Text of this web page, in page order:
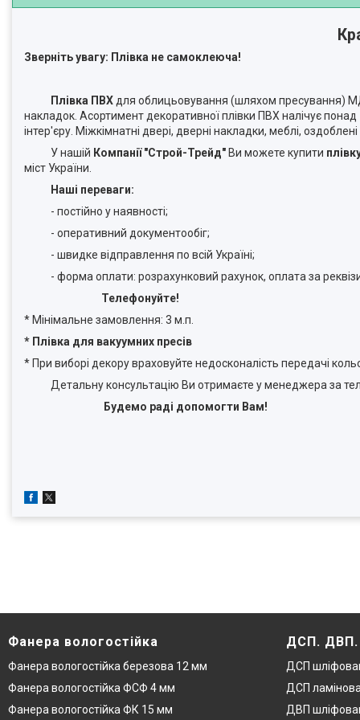
Зверніть увагу: Плівка не самоклеюча!
Плівка ПВХ для облицьовування (шляхом пресування)
накладок. Асортимент декоративної плівки ПВХ налічує
інтер'єру. Міжкімнатні двері, дверні накладки, меблі,
У нашій Компанії "Строй-Трейд" Ви можете купити
міст України.
Наші переваги:
- постійно у наявності;
- оперативний документообіг;
- швидке відправлення по всій Україні;
- форма оплати: розрахунковий рахунок, оплата за
Телефонуйте!
* Мінімальне замовлення: 3 м.п.
* Плівка для вакуумних пресів
* При виборі декору враховуйте недосконалість передачі
Детальну консультацію Ви отримаєте у менеджера за
Будемо раді допомогти Вам!
Фанера вологостійка
Фанера вологостійка березова 12 мм
Фанера вологостійка ФСФ 4 мм
Фанера вологостійка ФК 15 мм
ДСП.
ДСП
ДСП
ДВП